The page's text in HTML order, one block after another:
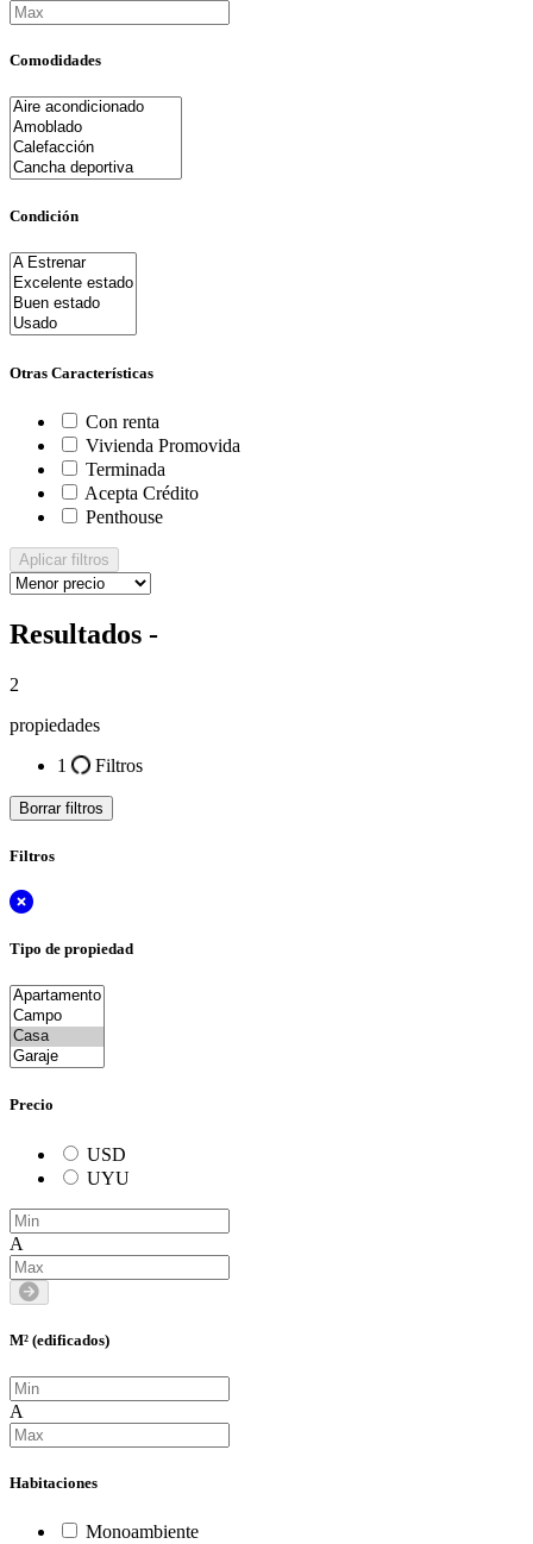
Comodidades
Condición
Otras Características
Con renta
Vivienda Promovida
Terminada
Acepta Crédito
Penthouse
Aplicar filtros
Resultados -
2
propiedades
1
Filtros
Borrar filtros
Filtros
Tipo de propiedad
Precio
USD
UYU
A
M² (edificados)
A
Habitaciones
Monoambiente